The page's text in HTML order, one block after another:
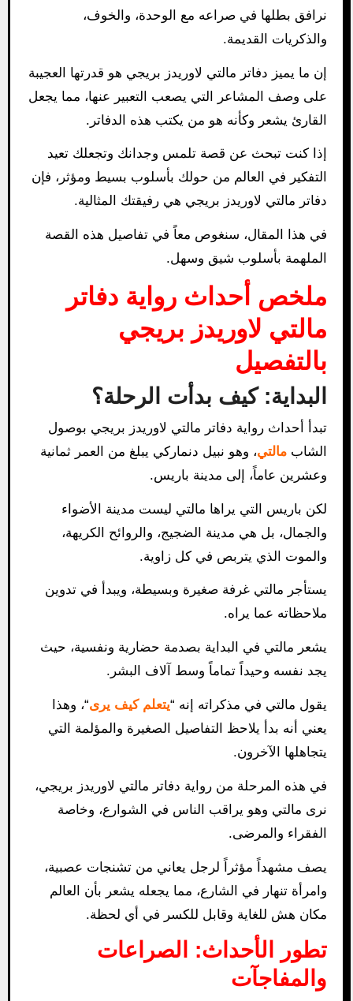
نرافق بطلها في صراعه مع الوحدة، والخوف،
والذكريات القديمة.
إن ما يميز دفاتر مالتي لاوريدز بريجي هو قدرتها العجيبة
على وصف المشاعر التي يصعب التعبير عنها، مما يجعل
القارئ يشعر وكأنه هو من يكتب هذه الدفاتر.
إذا كنت تبحث عن قصة تلمس وجدانك وتجعلك تعيد
التفكير في العالم من حولك بأسلوب بسيط ومؤثر، فإن
دفاتر مالتي لاوريدز بريجي هي رفيقتك المثالية.
في هذا المقال، سنغوص معاً في تفاصيل هذه القصة
الملهمة بأسلوب شيق وسهل.
ملخص أحداث رواية دفاتر
مالتي لاوريدز بريجي
بالتفصيل
البداية: كيف بدأت الرحلة؟
تبدأ أحداث رواية دفاتر مالتي لاوريدز بريجي بوصول
الشاب مالتي، وهو نبيل دنماركي يبلغ من العمر ثمانية
وعشرين عاماً، إلى مدينة باريس.
لكن باريس التي يراها مالتي ليست مدينة الأضواء
والجمال، بل هي مدينة الضجيج، والروائح الكريهة،
والموت الذي يتربص في كل زاوية.
يستأجر مالتي غرفة صغيرة وبسيطة، ويبدأ في تدوين
ملاحظاته عما يراه.
يشعر مالتي في البداية بصدمة حضارية ونفسية، حيث
يجد نفسه وحيداً تماماً وسط آلاف البشر.
يقول مالتي في مذكراته إنه “يتعلم كيف يرى“، وهذا
يعني أنه بدأ يلاحظ التفاصيل الصغيرة والمؤلمة التي
يتجاهلها الآخرون.
في هذه المرحلة من رواية دفاتر مالتي لاوريدز بريجي،
نرى مالتي وهو يراقب الناس في الشوارع، وخاصة
الفقراء والمرضى.
يصف مشهداً مؤثراً لرجل يعاني من تشنجات عصبية،
وامرأة تنهار في الشارع، مما يجعله يشعر بأن العالم
مكان هش للغاية وقابل للكسر في أي لحظة.
تطور الأحداث: الصراعات
والمفاجآت